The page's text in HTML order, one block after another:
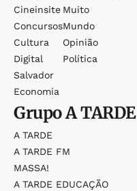
Cineinsite
Concursos
Cultura
Digital
Salvador
Economia
Muito
Mundo
Opinião
Política
GrupoA TARDE
A TARDE
A TARDE FM
MASSA!
A TARDE EDUCAÇÃO